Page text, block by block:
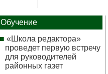
Обучение
«Школа редактора»
проведет первую встречу
для руководителей
районных газет